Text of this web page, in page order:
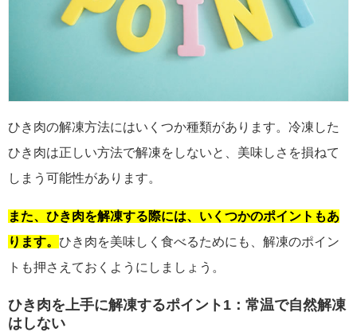
ひき肉の解凍方法にはいくつか種類があります。冷凍した
ひき肉は正しい方法で解凍をしないと、美味しさを損ねて
しまう可能性があります。
また、ひき肉を解凍する際には、いくつかのポイントもあ
ります。 ひき肉を美味しく食べるためにも、解凍のポイン
トも押さえておくようにしましょう。
ひき肉を上手に解凍するポイント1：常温で自然解凍
はしない